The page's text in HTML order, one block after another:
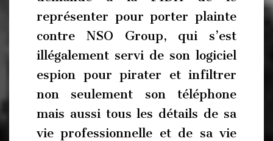
représenter pour porter plainte
contre NSO Group, qui s’est
illégalement servi de son logiciel
espion pour pirater et infiltrer
non seulement son téléphone
mais aussi tous les détails de sa
vie professionnelle et de sa vie